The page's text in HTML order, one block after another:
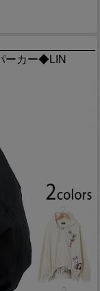
ーカー◆LIN